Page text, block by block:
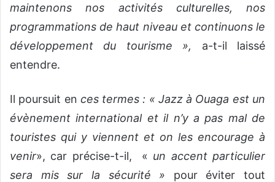
maintenons nos activités culturelles, nos
programmations de haut niveau et continuons le
développement du tourisme », a-t-il laissé
entendre.
Il poursuit en ces termes : « Jazz à Ouaga est un
évènement international et il n’y a pas mal de
touristes qui y viennent et on les encourage à
venir», car précise-t-il, « un accent particulier
sera mis sur la sécurité » pour éviter tout